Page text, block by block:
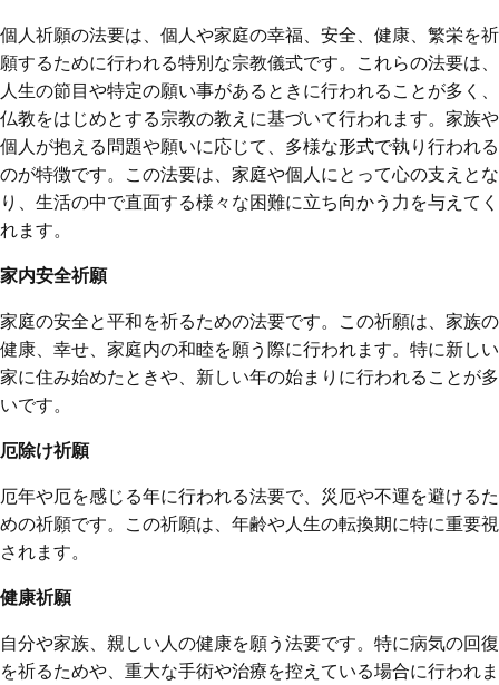
個人祈願の法要は、個人や家庭の幸福、安全、健康、繁栄を祈
願するために行われる特別な宗教儀式です。これらの法要は、
人生の節目や特定の願い事があるときに行われることが多く、
仏教をはじめとする宗教の教えに基づいて行われます。家族や
個人が抱える問題や願いに応じて、多様な形式で執り行われる
のが特徴です。この法要は、家庭や個人にとって心の支えとな
り、生活の中で直面する様々な困難に立ち向かう力を与えてく
れます。
家内安全祈願
家庭の安全と平和を祈るための法要です。この祈願は、家族の
健康、幸せ、家庭内の和睦を願う際に行われます。特に新しい
家に住み始めたときや、新しい年の始まりに行われることが多
いです。
厄除け祈願
厄年や厄を感じる年に行われる法要で、災厄や不運を避けるた
めの祈願です。この祈願は、年齢や人生の転換期に特に重要視
されます。
健康祈願
自分や家族、親しい人の健康を願う法要です。特に病気の回復
を祈るためや、重大な手術や治療を控えている場合に行われま